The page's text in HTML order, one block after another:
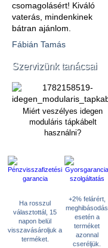
csomagolásért! Kiváló
vaterás, mindenkinek
bátran ajánlom.
Fábián Tamás
Szervizünk tanácsai
Miért veszélyes idegen
moduláris tápkábelt
használni?
Ha rosszul
választottál, 15
napon belül
visszavásároljuk a
terméket.
+2% felárért,
meghibásodás
esetén a
terméket
azonnal
cseréljük.